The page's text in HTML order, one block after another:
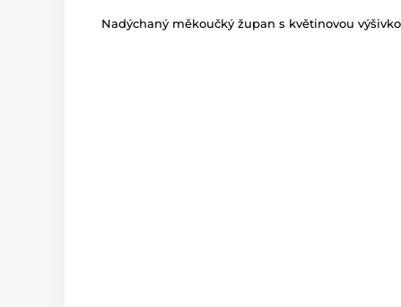
Nadýchaný měkoučký župan s květinovou